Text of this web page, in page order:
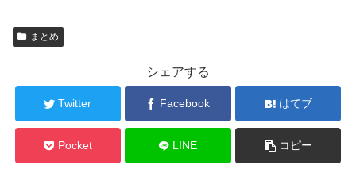
まとめ
シェアする
Twitter Facebook はてブ
Pocket LINE コピー